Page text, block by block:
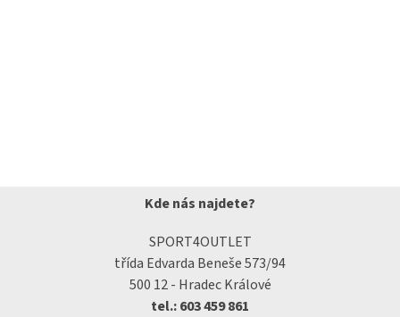
Kde nás najdete?
SPORT4OUTLET
třída Edvarda Beneše 573/94
500 12 - Hradec Králové
tel.: 603 459 861